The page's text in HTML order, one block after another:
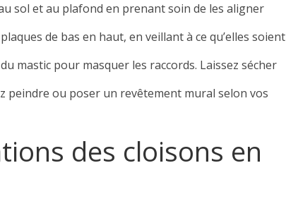
sol et au plafond en prenant soin de les aligner
de bas en haut, en veillant à ce qu’elles soient
mastic pour masquer les raccords. Laissez sécher
peindre ou poser un revêtement mural selon vos
des cloisons en